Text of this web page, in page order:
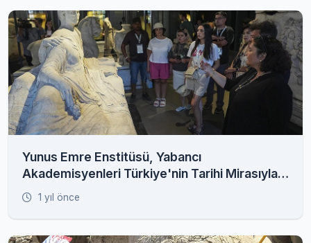
Yunus Emre Enstitüsü, Yabancı
Akademisyenleri Türkiye'nin Tarihi Mirasıyla
Buluşturuyor
1 yıl önce